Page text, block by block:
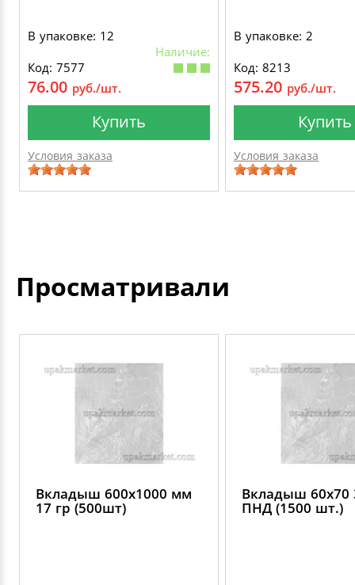
В упаковке: 12
Наличие:
Код: 7577
76.00 руб./шт.
Купить
Условия заказа
В упаковке: 2
Код: 8213
575.20 руб./шт.
Купить
Условия заказа
Просматривали
Вкладыш 600х1000 мм
17 гр (500шт)
Вкладыш 60х70
ПНД (1500 шт.)